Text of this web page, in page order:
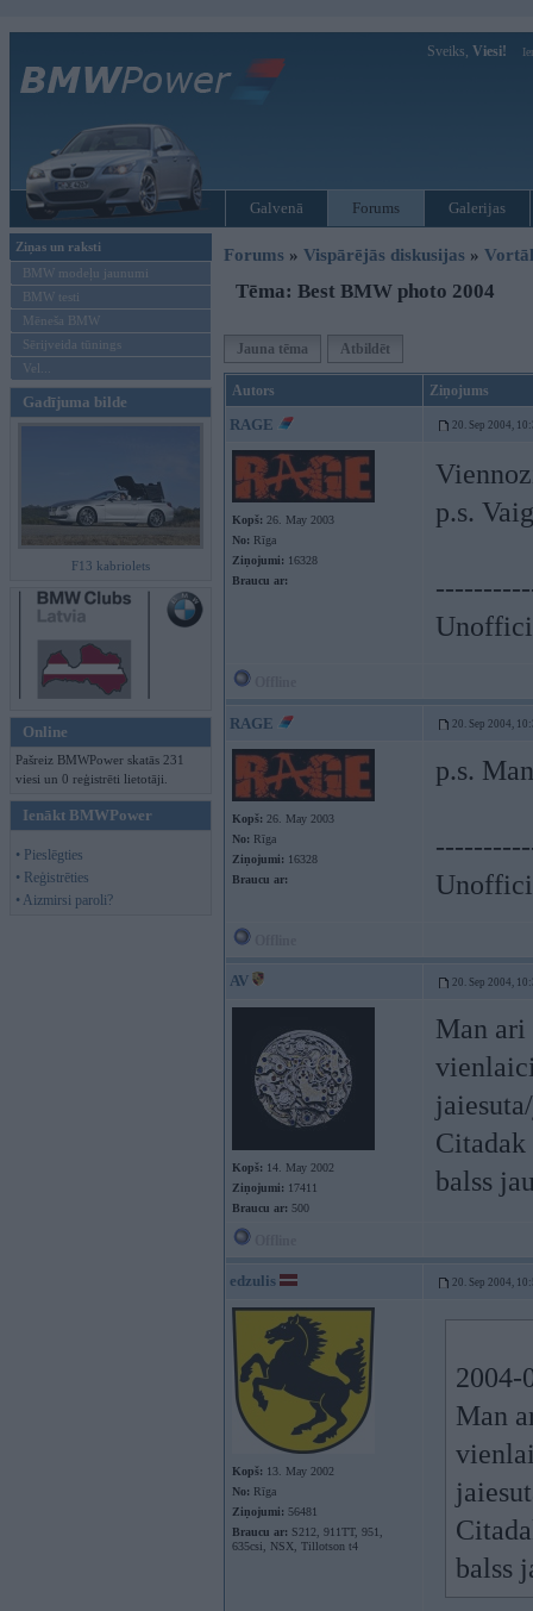
Sveiks, Viesi!
Galvenā Forums Galerijas
Ziņas un raksti
BMW modeļu jaunumi
BMW testi
Mēneša BMW
Sērijveida tūnings
Vel...
Gadījuma bilde
F13 kabriolets
Online
Pašreiz BMWPower skatās 231
viesi un 0 reģistrēti lietotāji.
Ienākt BMWPower
• Pieslēgties
• Reģistrēties
• Aizmirsi paroli?
Forums » Vispārējās diskusijas »
Tēma: Best BMW photo 2004
Jauna tēma Atbildēt
Autors Ziņojums
RAGE 20. Sep 2004,
Kopš: 26. May 2003
No: Rīga
Ziņojumi: 16328
Braucu ar:
p.s.
RAGE 20. Sep 2004,
Kopš: 26. May 2003
No: Rīga
Ziņojumi: 16328
Braucu ar:
p.s.
AV 20. Sep 2004,
Kopš: 14. May 2002
Ziņojumi: 17411
Braucu ar: 500
Man ari
Citadak
balss
edzulis 20. Sep 2004,
Kopš: 13. May 2002
No: Rīga
Ziņojumi: 56481
Braucu ar: S212, 911TT, 951,
635csi, NSX, Tillotson t4
2004-
Man
balss